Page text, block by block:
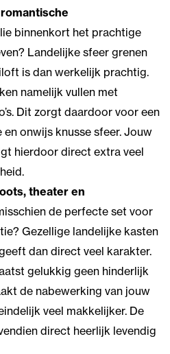
binnenkort het prachtige
Landelijke sfeer grenen
is dan werkelijk prachtig.
namelijk vullen met
Dit zorgt daardoor voor een
onwijs knusse sfeer. Jouw
hierdoor direct extra veel
theater en
de perfecte set voor
Gezellige landelijke kasten
dan direct veel karakter.
gelukkig geen hinderlijk
de nabewerking van jouw
veel makkelijker. De
direct heerlijk levendig